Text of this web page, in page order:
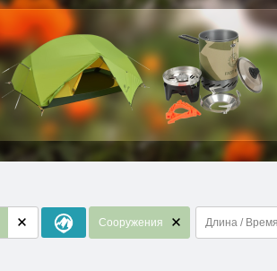
Сооружения Длина /